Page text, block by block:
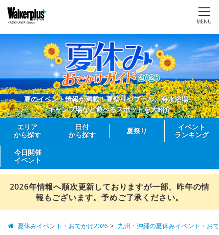
MENU
夏のイベント情報が満載！夏祭りやプール、海水浴場、
キャンプ場など遊べるスポットを大紹介
エリア
から探す
日付
から探す
夏祭り
イベント
ランキング
今日開催
イベント
2026年情報へ順次更新しておりますが一部、昨年の情
報もございます。予めご了承ください。
夏休みイベント・おでかけ2026 九州・沖縄の夏休みイベント・お